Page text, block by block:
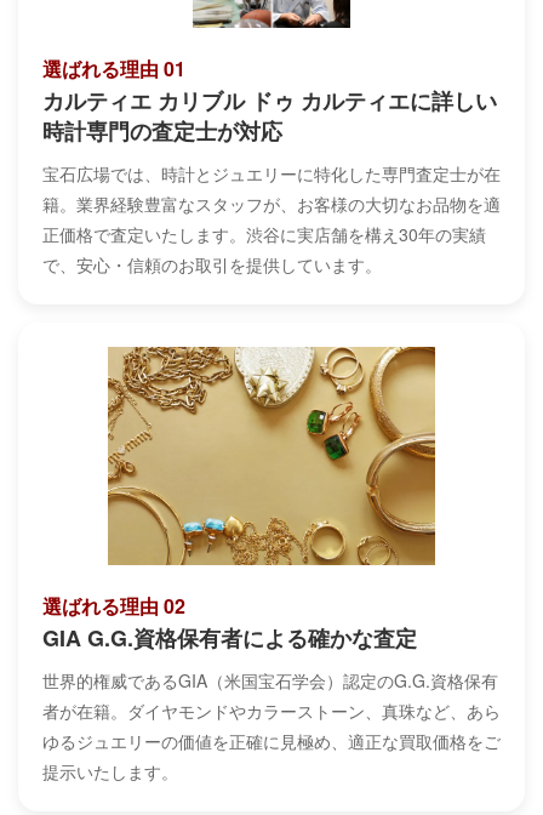
選ばれる理由 01
カルティエ カリブル ドゥ カルティエに詳しい
時計専門の査定士が対応
宝石広場では、時計とジュエリーに特化した専門査定士が在
籍。業界経験豊富なスタッフが、お客様の大切なお品物を適
正価格で査定いたします。渋谷に実店舗を構え30年の実績
で、安心・信頼のお取引を提供しています。
選ばれる理由 02
GIA G.G.資格保有者による確かな査定
世界的権威であるGIA（米国宝石学会）認定のG.G.資格保有
者が在籍。ダイヤモンドやカラーストーン、真珠など、あら
ゆるジュエリーの価値を正確に見極め、適正な買取価格をご
提示いたします。